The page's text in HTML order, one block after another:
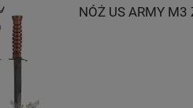
NÓŻ US ARMY M3